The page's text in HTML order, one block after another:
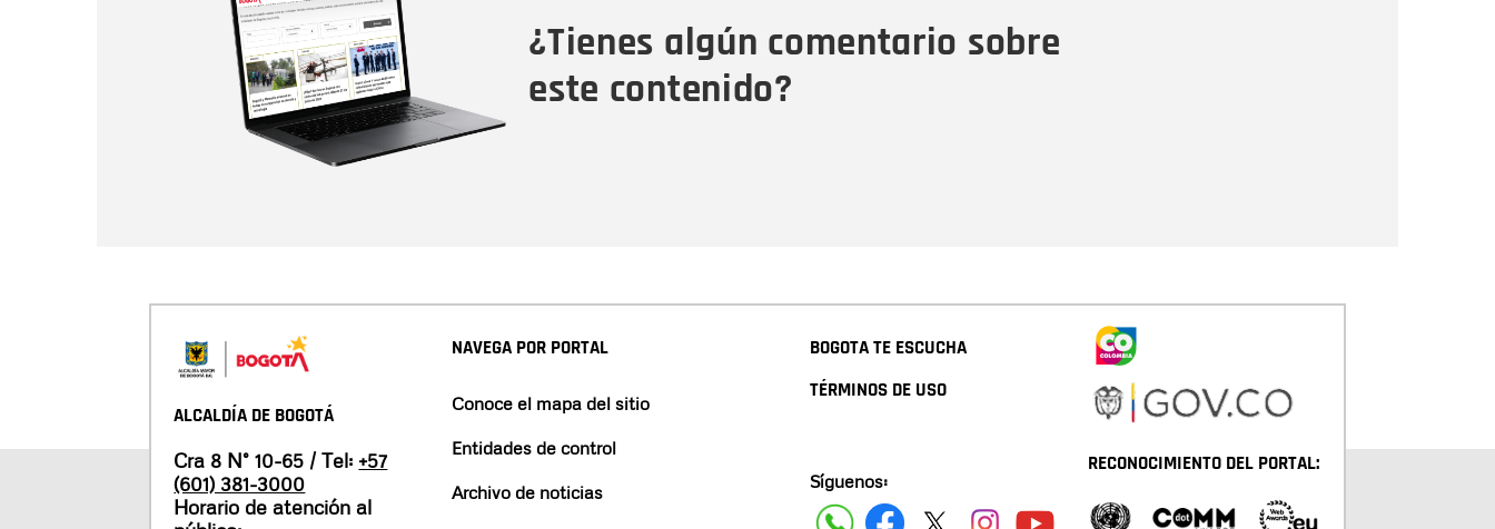
¿Tienes algún comentario sobre
este contenido?
ALCALDÍA DE BOGOTÁ
Cra 8 N° 10-65 / Tel: +57
(601) 381-3000
Horario de atención al
NAVEGA POR PORTAL
Conoce el mapa del sitio
Entidades de control
Archivo de noticias
BOGOTA TE ESCUCHA
TÉRMINOS DE USO
Síguenos:
RECONOCIMIENTO DEL PORTAL: